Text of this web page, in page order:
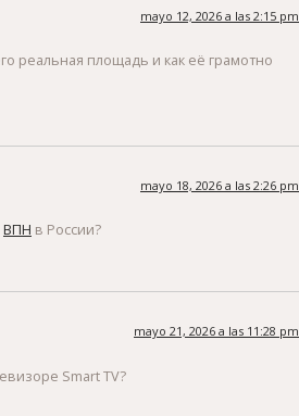
mayo 12, 2026 a las 2:15 pm
реальная площадь и как её грамотно
mayo 18, 2026 a las 2:26 pm
ВПН в России?
mayo 21, 2026 a las 11:28 pm
Smart TV?